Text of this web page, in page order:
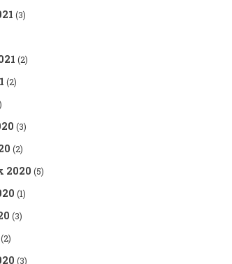
(3)
(2)
(2)
(3)
(2)
2020 (5)
(1)
(3)
(2)
(3)